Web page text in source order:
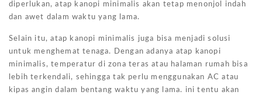
diperlukan, atap kanopi minimalis akan tetap menonjol indah
dan awet dalam waktu yang lama.
Selain itu, atap kanopi minimalis juga bisa menjadi solusi
untuk menghemat tenaga. Dengan adanya atap kanopi
minimalis, temperatur di zona teras atau halaman rumah bisa
lebih terkendali, sehingga tak perlu menggunakan AC atau
kipas angin dalam bentang waktu yang lama. ini tentu akan